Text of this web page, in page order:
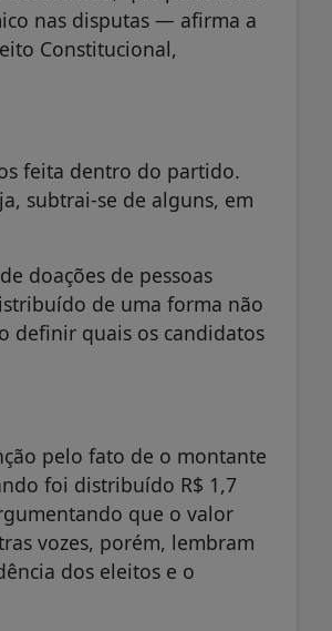
nas disputas — afirma a
Constitucional,
feita dentro do partido.
subtrai-se de alguns, em
doações de pessoas
de uma forma não
definir quais os candidatos
pelo fato de o montante
foi distribuído R$ 1,7
que o valor
vozes, porém, lembram
dos eleitos e o